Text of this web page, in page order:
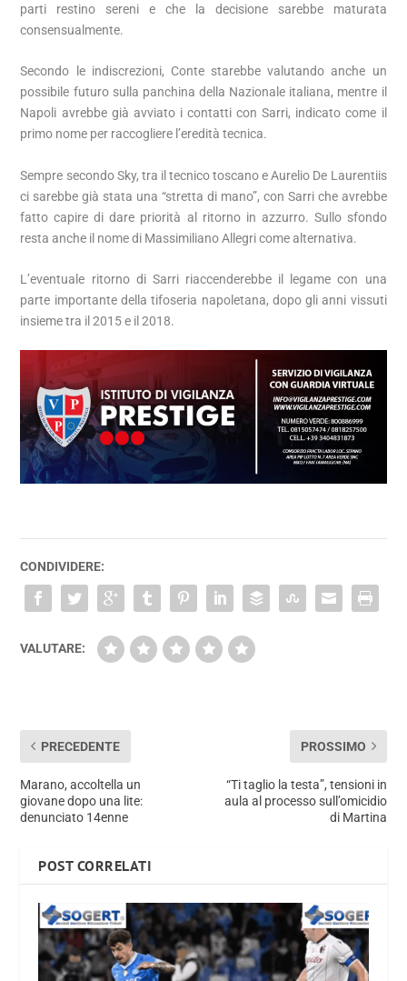
parti restino sereni e che la decisione sarebbe maturata
consensualmente.
Secondo le indiscrezioni, Conte starebbe valutando anche un
possibile futuro sulla panchina della Nazionale italiana, mentre il
Napoli avrebbe già avviato i contatti con Sarri, indicato come il
primo nome per raccogliere l’eredità tecnica.
Sempre secondo Sky, tra il tecnico toscano e Aurelio De Laurentiis
ci sarebbe già stata una “stretta di mano”, con Sarri che avrebbe
fatto capire di dare priorità al ritorno in azzurro. Sullo sfondo
resta anche il nome di Massimiliano Allegri come alternativa.
L’eventuale ritorno di Sarri riaccenderebbe il legame con una
parte importante della tifoseria napoletana, dopo gli anni vissuti
insieme tra il 2015 e il 2018.
CONDIVIDERE:
VALUTARE:
PRECEDENTE
Marano, accoltella un
giovane dopo una lite:
denunciato 14enne
PROSSIMO
“Ti taglio la testa”, tensioni in
aula al processo sull’omicidio
di Martina
POST CORRELATI